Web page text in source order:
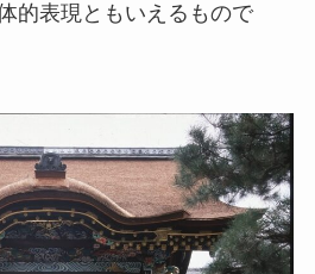
的表現ともいえるもので